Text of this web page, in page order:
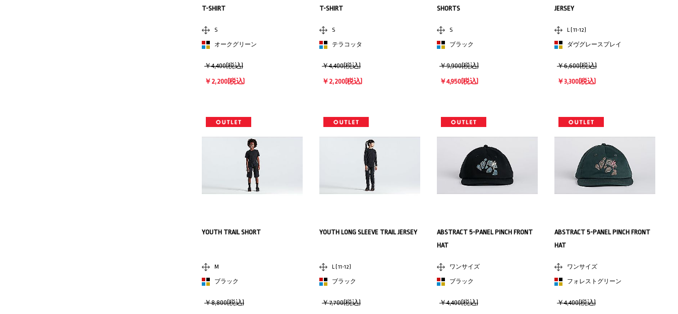
T-SHIRT
S
オークグリーン
￥4,400(税込)
￥2,200(税込)
T-SHIRT
S
テラコッタ
￥4,400(税込)
￥2,200(税込)
SHORTS
S
ブラック
￥9,900(税込)
￥4,950(税込)
JERSEY
L ( 11-12 )
ダヴグレースプレイ
￥6,600(税込)
￥3,300(税込)
YOUTH TRAIL SHORT
M
ブラック
￥8,800(税込)
YOUTH LONG SLEEVE TRAIL JERSEY
L ( 11-12 )
ブラック
￥7,700(税込)
ABSTRACT 5-PANEL PINCH FRONT
HAT
ワンサイズ
ブラック
￥4,400(税込)
ABSTRACT 5-PANEL PINCH FRONT
HAT
ワンサイズ
フォレストグリーン
￥4,400(税込)